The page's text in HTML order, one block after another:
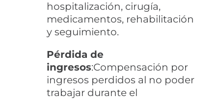
hospitalización, cirugía,
medicamentos, rehabilitación
y seguimiento.
Pérdida de
ingresos:Compensación por
ingresos perdidos al no poder
trabajar durante el